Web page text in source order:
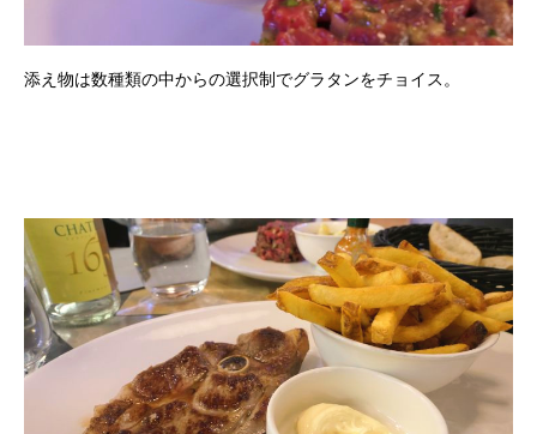
添え物は数種類の中からの選択制でグラタンをチョイス。